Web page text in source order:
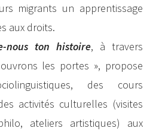
migrants un apprentissage
aux droits.
nous ton histoire, à travers
les portes », propose
des cours
activités culturelles (visites
ateliers artistiques) aux